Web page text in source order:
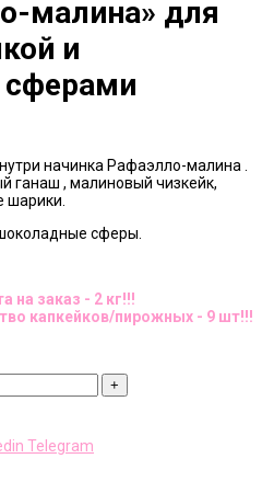
малина» для
и
начинка Рафаэлло-малина .
ганаш , малиновый чизкейк,
шарики.
сферы.
на заказ - 2 кг!!!
капкейков/пирожных - 9 шт!!!
Telegram